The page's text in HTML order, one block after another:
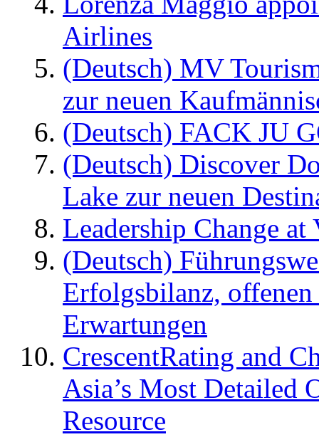
Airlines
(Deutsch) MV
zur neuen
(Deutsch) FACK JU
(Deutsch) Discover
Lake zur neuen
Leadership Change
(Deutsch)
Erfolgsbilanz,
Erwartungen
CrescentRating and
Asia’s Most Detailed
Resource